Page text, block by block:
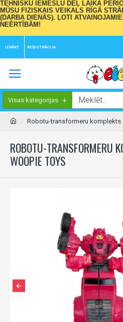
TEHNISKU IEMESLU DĒĻ LAIKA
MŪSU FIZISKAIS VEIKALS RĪGĀ
(DARBA DIENĀS). ĻOTI
NEĒRTĪBĀM!
IENĀKT REĢISTRĀCIJA
Visas kategorijas
Robotu-transformeru komplekts
ROBOTU-TRANSFORMERU
WOOPIE TOYS